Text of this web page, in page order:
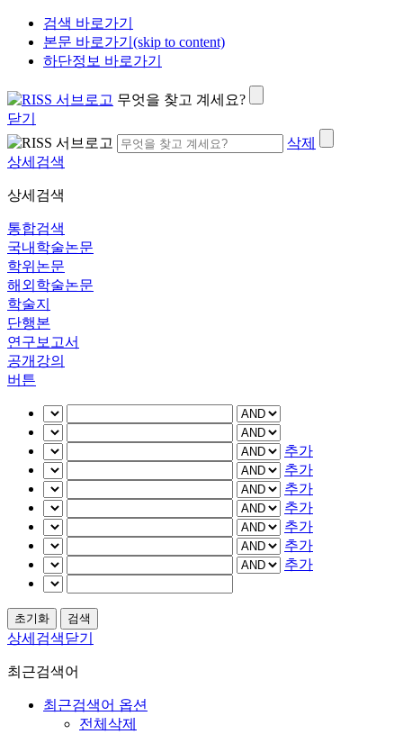
검색 바로가기
본문 바로가기(skip to content)
하단정보 바로가기
무엇을 찾고 계세요?
닫기
삭제
상세검색
상세검색
통합검색
국내학술논문
학위논문
해외학술논문
학술지
단행본
연구보고서
공개강의
버튼
추가
추가
추가
추가
추가
추가
추가
상세검색닫기
최근검색어
최근검색어 옵션
전체삭제